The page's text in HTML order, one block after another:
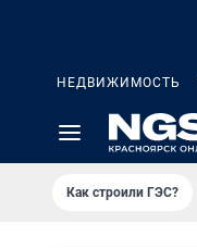
НЕДВИЖИМОСТЬ
Как строили ГЭС?